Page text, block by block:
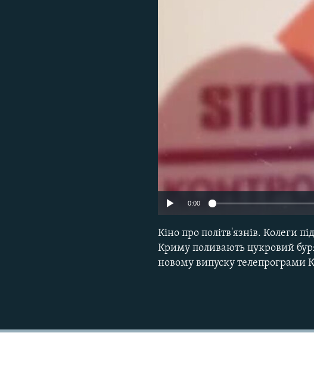
0:00
Кіно про політв'язнів. Колеги
Криму поливають цукровий
новому випуску телепрограми